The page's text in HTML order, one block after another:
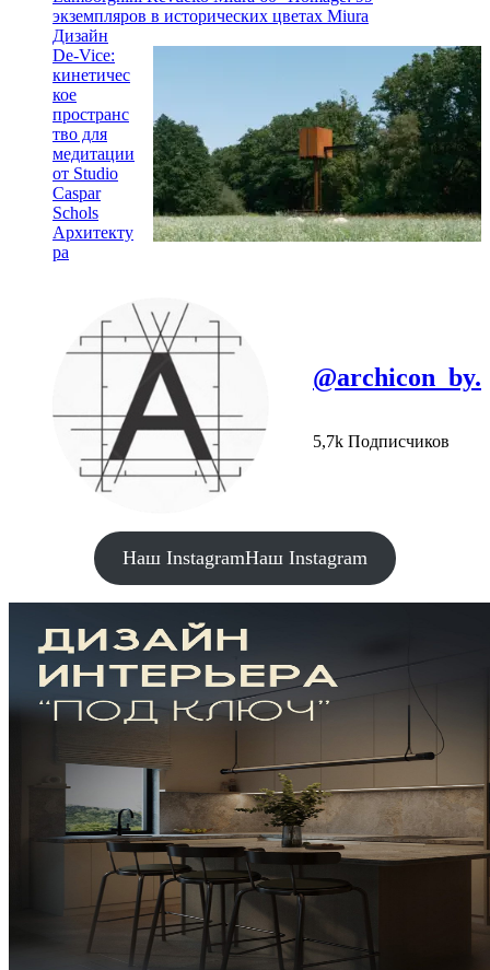
экземпляров в исторических цветах Miura
Дизайн
De-Vice:
кинетичес
кое
пространс
тво для
медитации
от Studio
Caspar
Schols
Архитекту
ра
@archicon_by.
5,7k Подписчиков
Наш InstagramНаш Instagram